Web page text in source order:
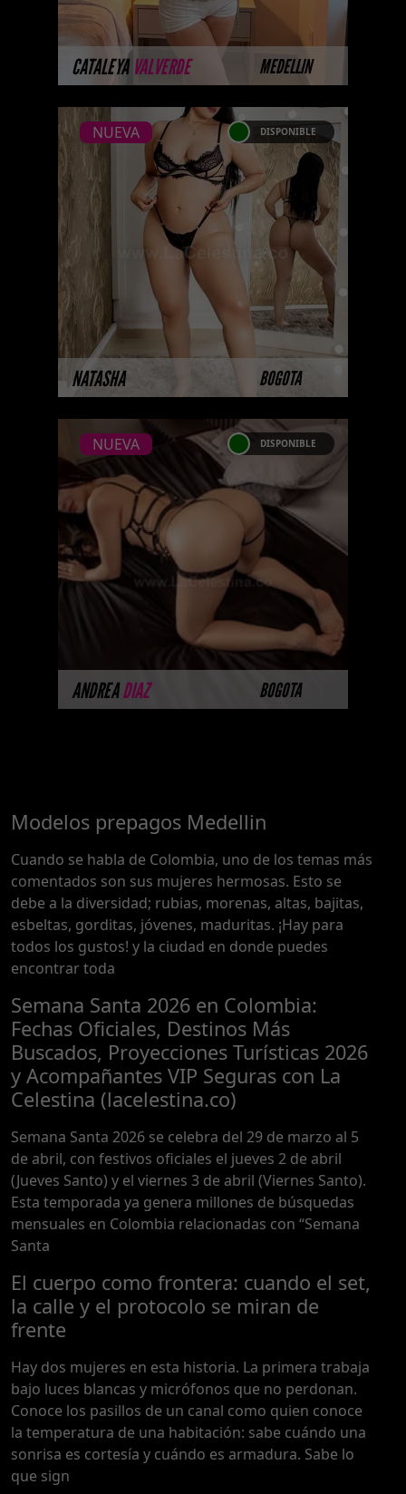
CATALEYA VALVERDE MEDELLIN
MÁS INFORMACIÓN
NATASHA BOGOTA
NUEVA DISPONIBLE
NATASHA GUERRERO NUEVA
La esbelta silueta de Natasha
Escorts Rubias , creada a través
de horas de entrenamiento en el
gym, combina a la perfección ...
MÁS INFORMACIÓN
ANDREADIAZ BOGOTA
NUEVA DISPONIBLE
ANDREA DIAZ NUEVA
Escorts culonas Soy una chica
multiorgasmica con una gran
cola y unos deliciosos pechos
frescos. Soy una chica escorts
vip e ...
MÁS INFORMACIÓN
Modelos prepagos Medellin
Cuando se habla de Colombia, uno de los temas más
comentados son sus mujeres hermosas. Esto se
debe a la diversidad; rubias, morenas, altas, bajitas,
esbeltas, gorditas, jóvenes, maduritas. ¡Hay para
todos los gustos! y la ciudad en donde puedes
encontrar toda
Semana Santa 2026 en Colombia:
Fechas Oficiales, Destinos Más
Buscados, Proyecciones Turísticas 2026
y Acompañantes VIP Seguras con La
Celestina (lacelestina.co)
Semana Santa 2026 se celebra del 29 de marzo al 5
de abril, con festivos oficiales el jueves 2 de abril
(Jueves Santo) y el viernes 3 de abril (Viernes Santo).
Esta temporada ya genera millones de búsquedas
mensuales en Colombia relacionadas con “Semana
Santa
El cuerpo como frontera: cuando el set,
la calle y el protocolo se miran de
frente
Hay dos mujeres en esta historia. La primera trabaja
bajo luces blancas y micrófonos que no perdonan.
Conoce los pasillos de un canal como quien conoce
la temperatura de una habitación: sabe cuándo una
sonrisa es cortesía y cuándo es armadura. Sabe lo
que sign